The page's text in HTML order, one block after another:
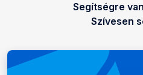
Segítségre
Szívesen